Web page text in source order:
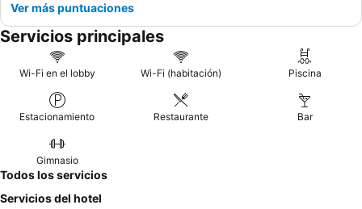
Ver más puntuaciones
Servicios principales
Wi-Fi en el lobby Wi-Fi (habitación) Piscina
Estacionamiento Restaurante Bar
Gimnasio
Todos los servicios
Servicios del hotel